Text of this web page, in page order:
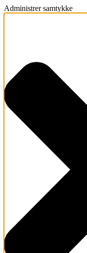
Administrer samtykke